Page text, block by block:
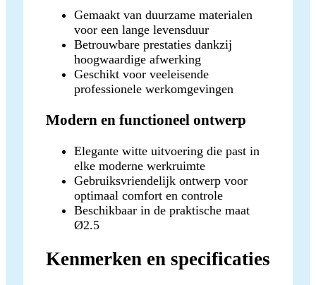
Gemaakt van duurzame materialen
voor een lange levensduur
Betrouwbare prestaties dankzij
hoogwaardige afwerking
Geschikt voor veeleisende
professionele werkomgevingen
Modern en functioneel ontwerp
Elegante witte uitvoering die past in
elke moderne werkruimte
Gebruiksvriendelijk ontwerp voor
optimaal comfort en controle
Beschikbaar in de praktische maat
Ø2.5
Kenmerken en specificaties